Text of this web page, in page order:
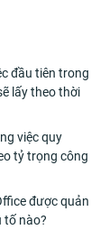
đầu tiên trong
lấy theo thời
việc quy
tỷ trọng công
được quản
tố nào?